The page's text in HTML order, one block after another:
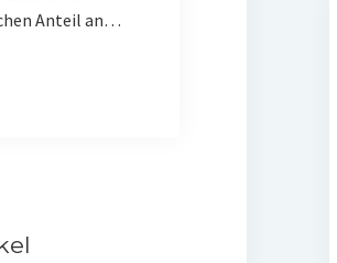
Anteil an…